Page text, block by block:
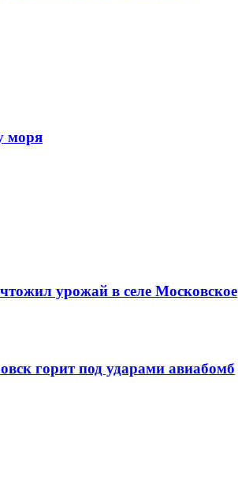
моря
урожай в селе Московское
горит под ударами авиабомб